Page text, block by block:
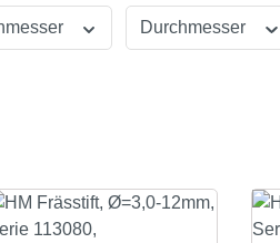
Durchmesser